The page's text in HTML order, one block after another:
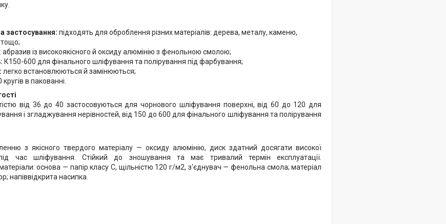
застосування: підходять для оброблення різних матеріалів: дерева, металу, каменю,
тощо;
: абразив із високоякісного й оксиду алюмінію з фенольною смолою;
К150-600 для фінального шліфування та полірування під фарбування;
легко встановлюються й замінюються;
кругів в пакованні.
від 36 до 40 застосовуються для чорнового шліфування поверхні, від 60 до 120 для
і згладжування нерівностей, від 150 до 600 для фінального шліфування та полірування
з якісного твердого матеріалу — оксиду алюмінію, диск здатний досягати високої
під час шліфування. Стійкий до зношування та має тривалий термін експлуатації.
основа — папір класу С, щільністю 120 г/м2, з'єднувач — фенольна смола; матеріал
напіввідкрита насипка.